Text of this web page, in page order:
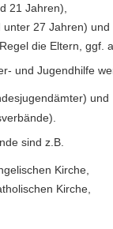
21 Jahren),
unter 27 Jahren) und
die Eltern, ggf.
und Jugendhilfe
und
sind z.B.
Kirche,
Kirche,